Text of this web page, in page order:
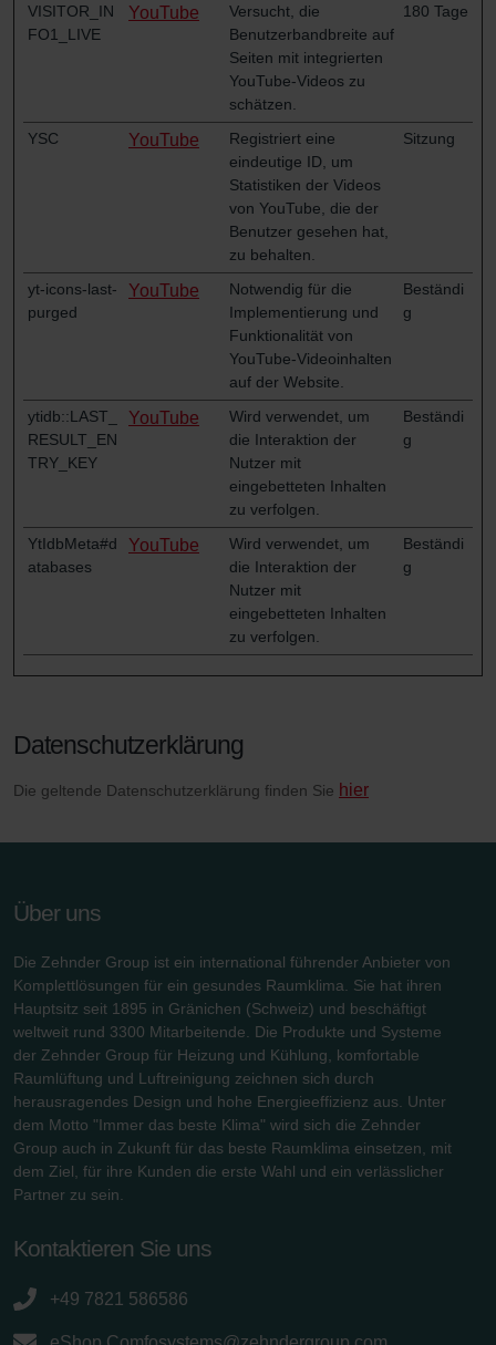
VISITOR_IN
FO1_LIVE
YouTube
Versucht, die
Benutzerbandbreite auf
Seiten mit integrierten
YouTube-Videos zu
schätzen.
180 Tage
YSC YouTube
Registriert eine
eindeutige ID, um
Statistiken der Videos
von YouTube, die der
Benutzer gesehen hat,
zu behalten.
Sitzung
yt-icons-last-
purged
YouTube
Notwendig für die
Implementierung und
Funktionalität von
YouTube-Videoinhalten
auf der Website.
Beständi
g
ytidb::LAST_
RESULT_EN
TRY_KEY
YouTube
Wird verwendet, um
die Interaktion der
Nutzer mit
eingebetteten Inhalten
zu verfolgen.
Beständi
g
YtIdbMeta#d
atabases
YouTube
Wird verwendet, um
die Interaktion der
Nutzer mit
eingebetteten Inhalten
zu verfolgen.
Beständi
g
Datenschutzerklärung
Die geltende Datenschutzerklärung finden Sie hier
Über uns
Die Zehnder Group ist ein international führender Anbieter von
Komplettlösungen für ein gesundes Raumklima. Sie hat ihren
Hauptsitz seit 1895 in Gränichen (Schweiz) und beschäftigt
weltweit rund 3300 Mitarbeitende. Die Produkte und Systeme
der Zehnder Group für Heizung und Kühlung, komfortable
Raumlüftung und Luftreinigung zeichnen sich durch
herausragendes Design und hohe Energieeffizienz aus. Unter
dem Motto "Immer das beste Klima" wird sich die Zehnder
Group auch in Zukunft für das beste Raumklima einsetzen, mit
dem Ziel, für ihre Kunden die erste Wahl und ein verlässlicher
Partner zu sein.
Kontaktieren Sie uns
+49 7821 586586